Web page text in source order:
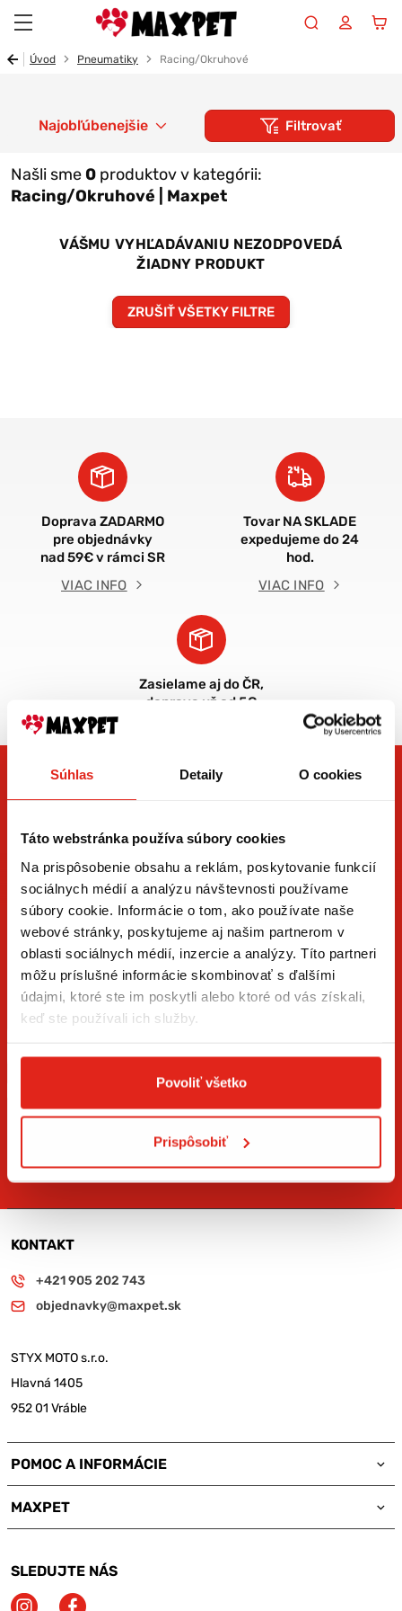
Súhlas Detaily O cookies
Táto webstránka používa súbory cookies
Na prispôsobenie obsahu a reklám, poskytovanie funkcií
sociálnych médií a analýzu návštevnosti používame
súbory cookie. Informácie o tom, ako používate naše
webové stránky, poskytujeme aj našim partnerom v
oblasti sociálnych médií, inzercie a analýzy. Títo partneri
môžu príslušné informácie skombinovať s ďalšími
údajmi, ktoré ste im poskytli alebo ktoré od vás získali,
keď ste používali ich služby.
Povoliť všetko
Prispôsobiť
Úvod Pneumatiky Racing/Okruhové
Filtrovať
Našli sme 0 produktov v kategórii:
Racing/Okruhové | Maxpet
Najobľúbenejšie
VÁŠMU VYHĽADÁVANIU NEZODPOVEDÁ
ŽIADNY PRODUKT
ZRUŠIŤ VŠETKY FILTRE
Doprava ZADARMO
pre objednávky
nad 59€ v rámci SR
VIAC INFO
Tovar NA SKLADE
expedujeme do 24
hod.
VIAC INFO
Zasielame aj do ČR,
doprava už od 5€
ZÍSKAJTE NOVINKY AKO PRVÝ
Prihláste sa na odber newslettera a buďte prvý, kto má
novinky.
spracovaním osobných údajov
PRIHLÁSIŤ SA
KONTAKT
+421 905 202 743
objednavky@maxpet.sk
STYX MOTO s.r.o.
Hlavná 1405
952 01 Vráble
POMOC A INFORMÁCIE
MAXPET
SLEDUJTE NÁS